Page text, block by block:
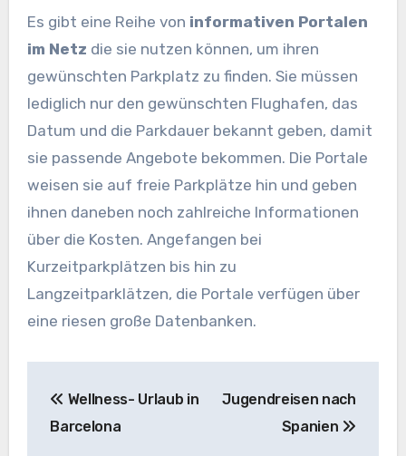
Es gibt eine Reihe von informativen Portalen
im Netz die sie nutzen können, um ihren
gewünschten Parkplatz zu finden. Sie müssen
lediglich nur den gewünschten Flughafen, das
Datum und die Parkdauer bekannt geben, damit
sie passende Angebote bekommen. Die Portale
weisen sie auf freie Parkplätze hin und geben
ihnen daneben noch zahlreiche Informationen
über die Kosten. Angefangen bei
Kurzeitparkplätzen bis hin zu
Langzeitparklätzen, die Portale verfügen über
eine riesen große Datenbanken.
Wellness- Urlaub in
Barcelona
Jugendreisen nach
Spanien